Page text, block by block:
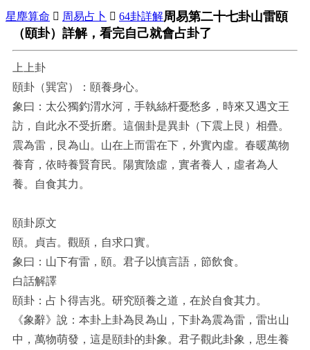
星塵算命  周易占卜  64卦詳解周易第二十七卦山雷頤
（頤卦）詳解，看完自己就會占卦了
上上卦
頤卦（巽宮）：頤養身心。
象曰：太公獨釣渭水河，手執絲杆憂愁多，時來又遇文王
訪，自此永不受折磨。這個卦是異卦（下震上艮）相疊。
震為雷，艮為山。山在上而雷在下，外實內虛。春暖萬物
養育，依時養賢育民。陽實陰虛，實者養人，虛者為人
養。自食其力。
頤卦原文
頤。貞吉。觀頤，自求口實。
象曰：山下有雷，頤。君子以慎言語，節飲食。
白話解譯
頤卦：占卜得吉兆。研究頤養之道，在於自食其力。
《象辭》說：本卦上卦為艮為山，下卦為震為雷，雷出山
中，萬物萌發，這是頤卦的卦象。君子觀此卦象，思生養